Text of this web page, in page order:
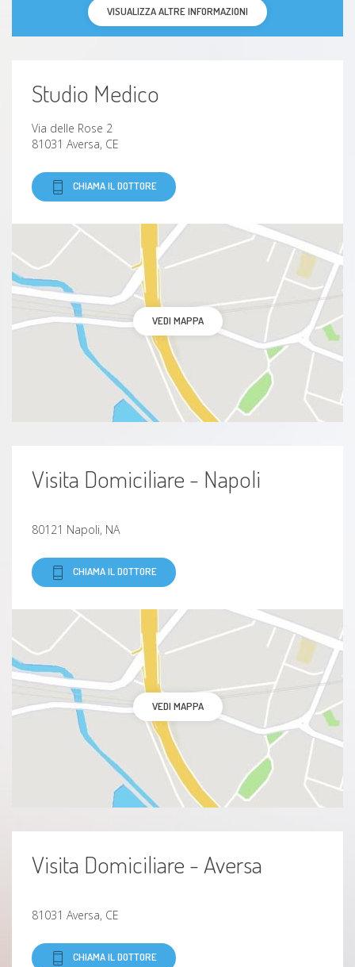
VISUALIZZA ALTRE INFORMAZIONI
Studio Medico
Via delle Rose 2
81031 Aversa, CE
CHIAMA IL DOTTORE
VEDI MAPPA
Visita Domiciliare - Napoli
80121 Napoli, NA
CHIAMA IL DOTTORE
VEDI MAPPA
Visita Domiciliare - Aversa
81031 Aversa, CE
CHIAMA IL DOTTORE